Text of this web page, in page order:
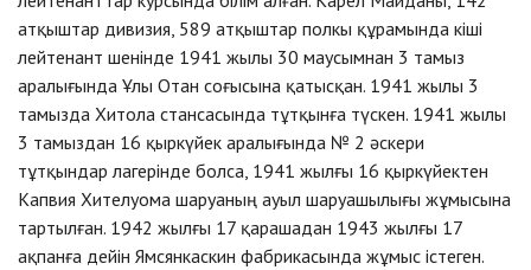
атқыштар дивизия, 589 атқыштар полкы құрамында кіші
лейтенант шенінде 1941 жылы 30 маусымнан 3 тамыз
аралығында Ұлы Отан соғысына қатысқан. 1941 жылы 3
тамызда Хитола стансасында тұтқынға түскен. 1941 жылы
3 тамыздан 16 қыркүйек аралығында № 2 әскери
тұтқындар лагерінде болса, 1941 жылғы 16 қыркүйектен
Капвия Хителуома шаруаның ауыл шаруашылығы жұмысына
тартылған. 1942 жылғы 17 қарашадан 1943 жылғы 17
ақпанға дейін Ямсянкаскин фабрикасында жұмыс істеген.